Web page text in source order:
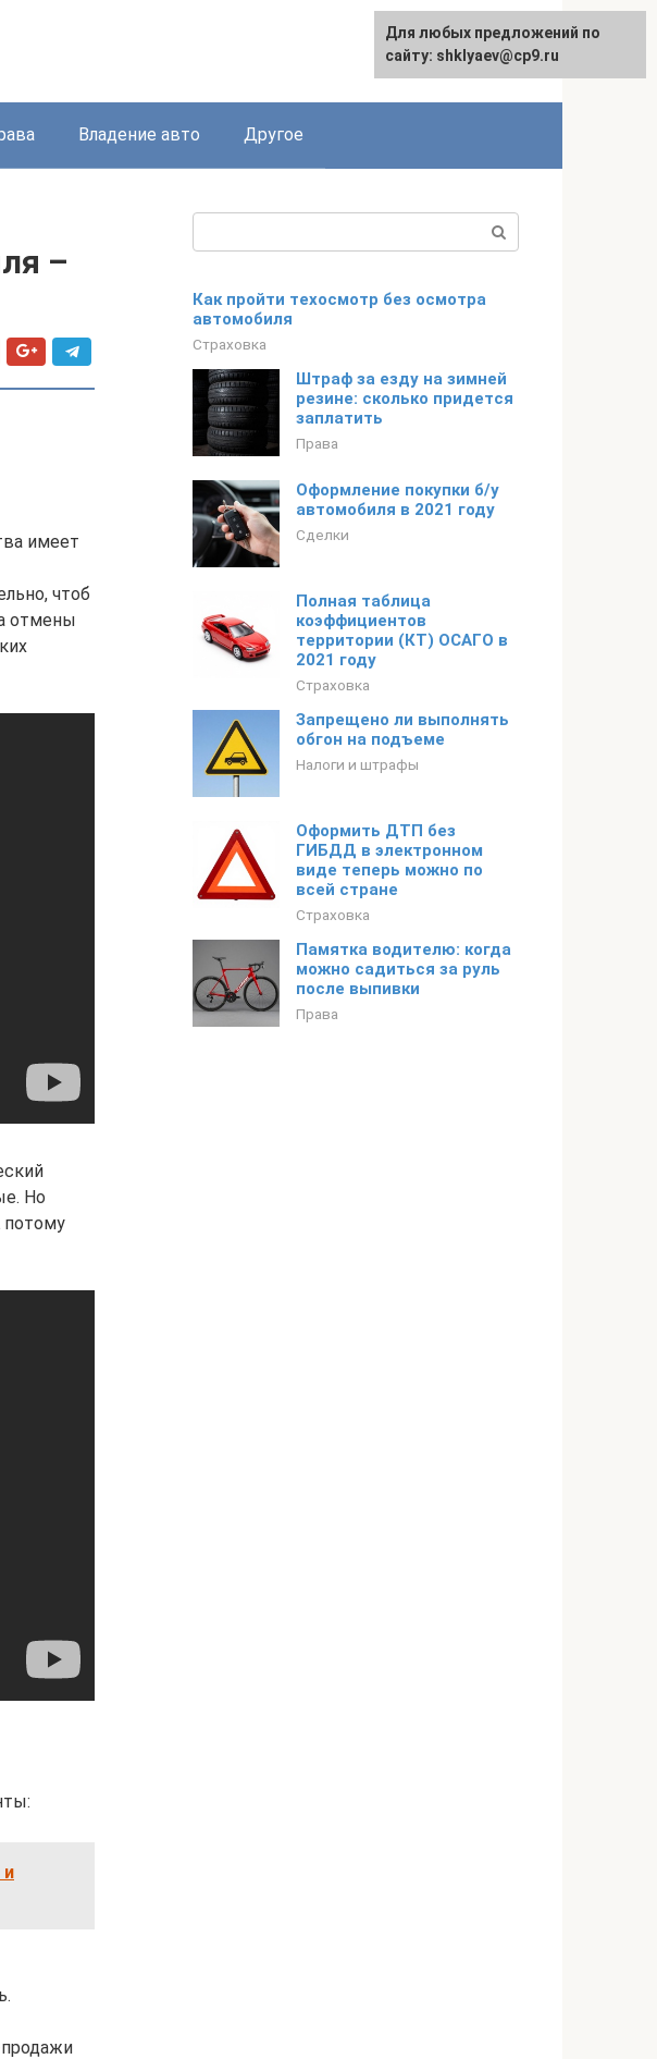
Владение авто Другое
–
имеет
чтоб
отмены
Но
потому
и
Как пройти техосмотр без осмотра
автомобиля
Страховка
Штраф за езду на зимней
резине: сколько придется
заплатить
Права
Оформление покупки б/у
автомобиля в 2021 году
Сделки
Полная таблица
коэффициентов
территории (КТ) ОСАГО в
2021 году
Страховка
Запрещено ли выполнять
обгон на подъеме
Налоги и штрафы
Оформить ДТП без
ГИБДД в электронном
виде теперь можно по
всей стране
Страховка
Памятка водителю: когда
можно садиться за руль
после выпивки
Права
Для любых предложений по
сайту: shklyaev@cp9.ru